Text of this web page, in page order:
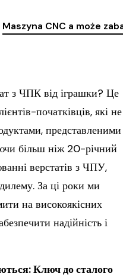
Maszyna CNC a może
з ЧПК від іграшки? Це
початківців, які не
представленими
більш ніж 20-річний
верстатів з ЧПУ,
За ці роки ми
на високоякісних
надійність і
Ключ до сталого